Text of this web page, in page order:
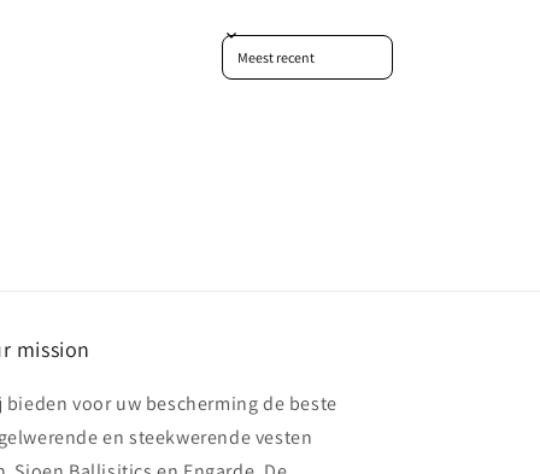
Sort reviews by
mission
bieden voor uw bescherming de beste
en steekwerende vesten